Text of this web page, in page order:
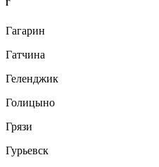
Г
Гагарин
Гатчина
Геленджик
Голицыно
Грязи
Гурьевск